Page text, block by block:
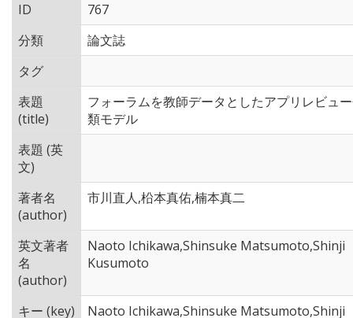
ID
767
分類
論文誌
タグ
表題
(title)
フォーラムを教師データとしたアプリレビュ
類モデル
表題 (英
文)
著者名
(author)
市川直人,柗本真佑,楠本真二
英文著者
名
(author)
Naoto Ichikawa,Shinsuke Matsumoto,Shinji
Kusumoto
キー (key)
Naoto Ichikawa,Shinsuke Matsumoto,Shinji